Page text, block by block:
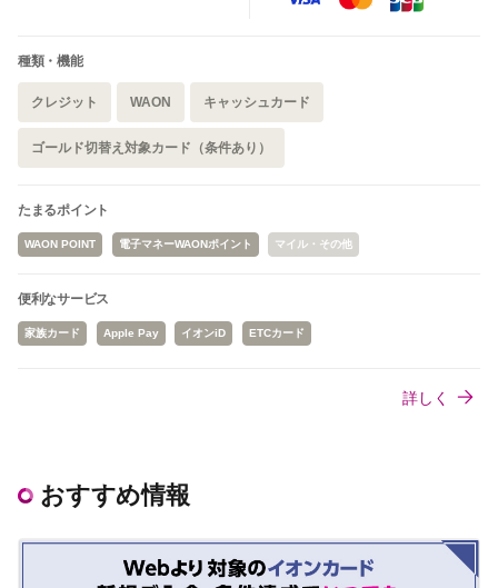
種類・機能
クレジット WAON キャッシュカード
ゴールド切替え対象カード（条件あり）
たまるポイント
WAON POINT 電子マネーWAONポイント マイル・その他
便利なサービス
家族カード Apple Pay イオンiD ETCカード
詳しく
おすすめ情報